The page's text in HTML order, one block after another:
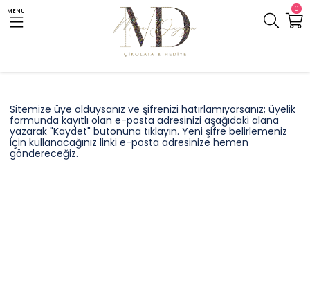
0
MENU
Sitemize üye olduysanız ve şifrenizi hatırlamıyorsanız; üyelik
formunda kayıtlı olan e-posta adresinizi aşağıdaki alana
yazarak "Kaydet" butonuna tıklayın. Yeni şifre belirlemeniz
için kullanacağınız linki e-posta adresinize hemen
göndereceğiz.